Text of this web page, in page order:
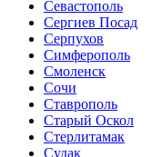
Севастополь
Сергиев Посад
Серпухов
Симферополь
Смоленск
Сочи
Ставрополь
Старый Оскол
Стерлитамак
Судак